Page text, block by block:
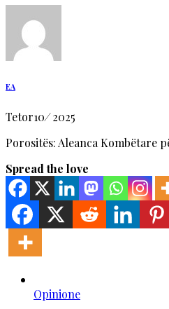
EA
Tetor10/2025
Porositës: Aleanca Kombëtare
Spread the love
Opinione